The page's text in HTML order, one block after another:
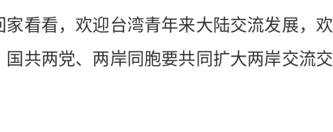
看看，欢迎台湾青年来大陆交流发展，欢
共两党、两岸同胞要共同扩大两岸交流交